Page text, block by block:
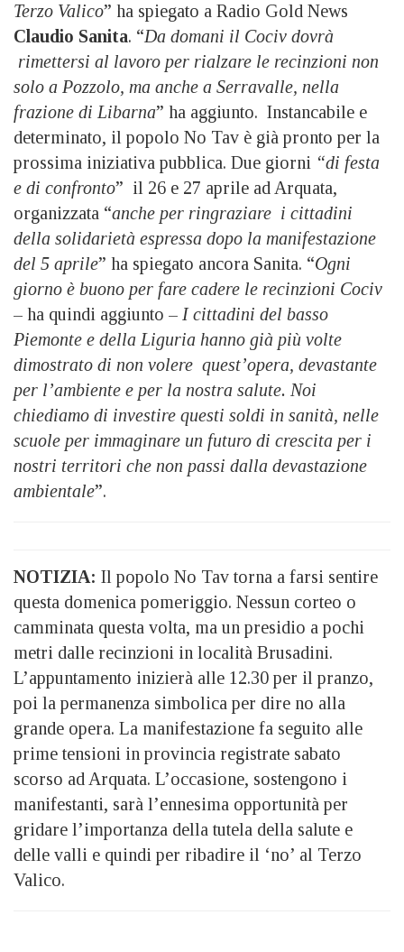
Terzo Valico” ha spiegato a Radio Gold News
Claudio Sanita. “Da domani il Cociv dovrà
rimettersi al lavoro per rialzare le recinzioni non
solo a Pozzolo, ma anche a Serravalle, nella
frazione di Libarna” ha aggiunto. Instancabile e
determinato, il popolo No Tav è già pronto per la
prossima iniziativa pubblica. Due giorni “di festa
e di confronto” il 26 e 27 aprile ad Arquata,
organizzata “anche per ringraziare i cittadini
della solidarietà espressa dopo la manifestazione
del 5 aprile” ha spiegato ancora Sanita. “Ogni
giorno è buono per fare cadere le recinzioni Cociv
– ha quindi aggiunto – I cittadini del basso
Piemonte e della Liguria hanno già più volte
dimostrato di non volere quest’opera, devastante
per l’ambiente e per la nostra salute. Noi
chiediamo di investire questi soldi in sanità, nelle
scuole per immaginare un futuro di crescita per i
nostri territori che non passi dalla devastazione
ambientale”.
NOTIZIA: Il popolo No Tav torna a farsi sentire
questa domenica pomeriggio. Nessun corteo o
camminata questa volta, ma un presidio a pochi
metri dalle recinzioni in località Brusadini.
L’appuntamento inizierà alle 12.30 per il pranzo,
poi la permanenza simbolica per dire no alla
grande opera. La manifestazione fa seguito alle
prime tensioni in provincia registrate sabato
scorso ad Arquata. L’occasione, sostengono i
manifestanti, sarà l’ennesima opportunità per
gridare l’importanza della tutela della salute e
delle valli e quindi per ribadire il ‘no’ al Terzo
Valico.